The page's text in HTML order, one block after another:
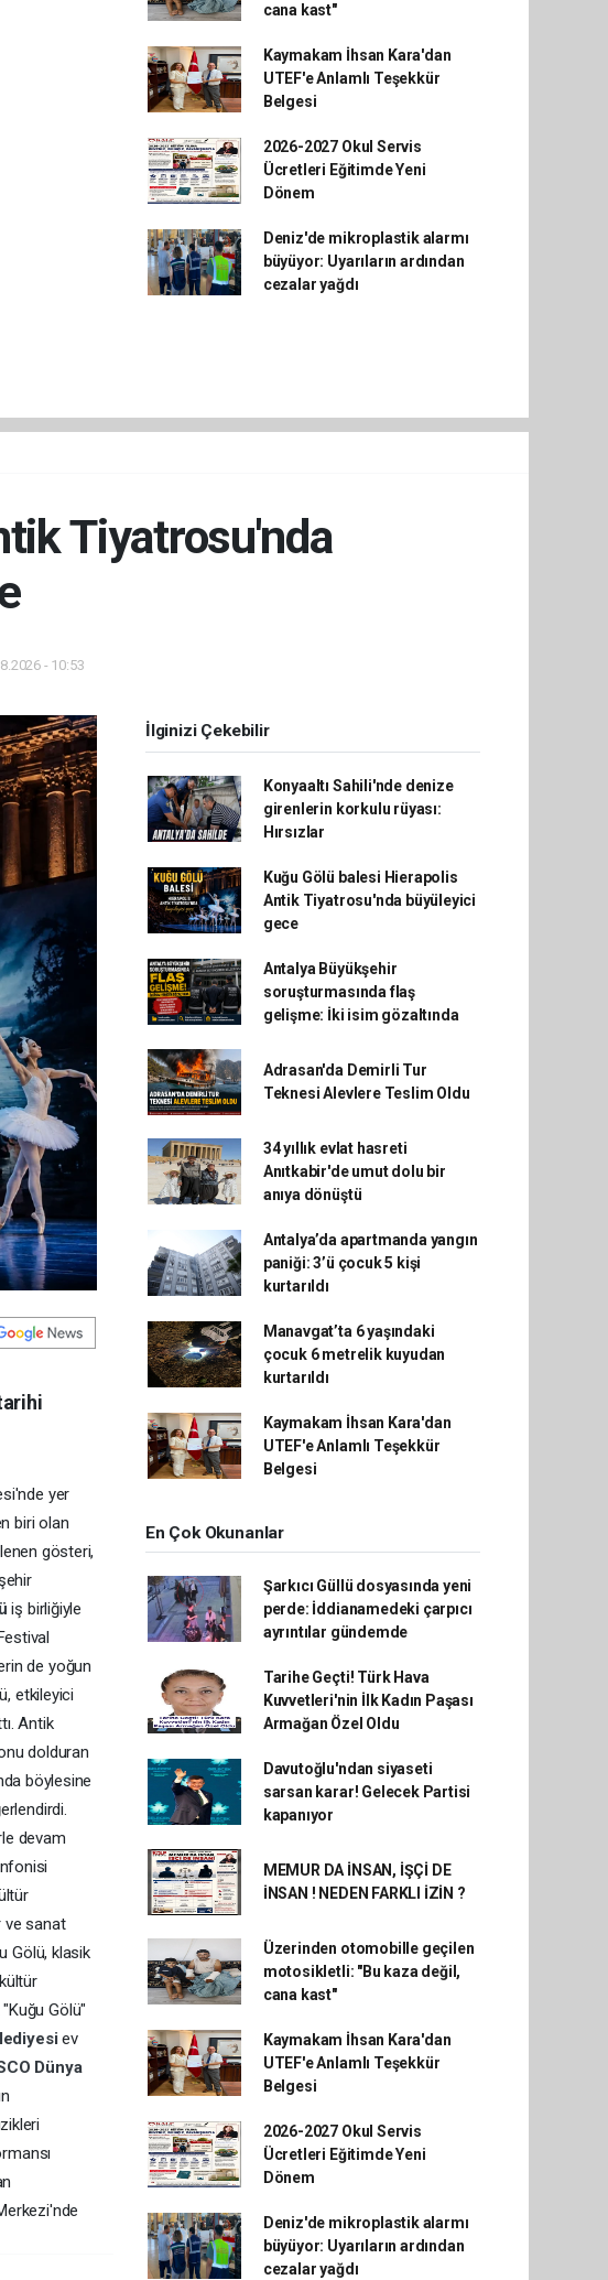
cana kast"
Kaymakam İhsan Kara'dan
UTEF'e Anlamlı Teşekkür
Belgesi
2026-2027 Okul Servis
Ücretleri Eğitimde Yeni
Dönem
Deniz'de mikroplastik alarmı
büyüyor: Uyarıların ardından
cezalar yağdı
Tiyatrosu'nda
- 10:53
yer
biri olan
gösteri,
iş birliğiyle
de yoğun
etkileyici
Antik
dolduran
böylesine
devam
ve sanat
Gölü, klasik
Gölü"
ev
Dünya
İlginizi Çekebilir
Konyaaltı Sahili'nde denize
girenlerin korkulu rüyası:
Hırsızlar
Kuğu Gölü balesi Hierapolis
Antik Tiyatrosu'nda büyüleyici
gece
Antalya Büyükşehir
soruşturmasında flaş
gelişme: İki isim gözaltında
Adrasan'da Demirli Tur
Teknesi Alevlere Teslim Oldu
34 yıllık evlat hasreti
Anıtkabir'de umut dolu bir
anıya dönüştü
Antalya’da apartmanda yangın
paniği: 3’ü çocuk 5 kişi
kurtarıldı
Manavgat’ta 6 yaşındaki
çocuk 6 metrelik kuyudan
kurtarıldı
Kaymakam İhsan Kara'dan
UTEF'e Anlamlı Teşekkür
Belgesi
En Çok Okunanlar
Şarkıcı Güllü dosyasında yeni
perde: İddianamedeki çarpıcı
ayrıntılar gündemde
Tarihe Geçti! Türk Hava
Kuvvetleri'nin İlk Kadın Paşası
Armağan Özel Oldu
Davutoğlu'ndan siyaseti
sarsan karar! Gelecek Partisi
kapanıyor
MEMUR DA İNSAN, İŞÇİ DE
İNSAN ! NEDEN FARKLI İZİN ?
Üzerinden otomobille geçilen
motosikletli: "Bu kaza değil,
cana kast"
Kaymakam İhsan Kara'dan
UTEF'e Anlamlı Teşekkür
Belgesi
2026-2027 Okul Servis
Ücretleri Eğitimde Yeni
Dönem
Deniz'de mikroplastik alarmı
büyüyor: Uyarıların ardından
cezalar yağdı